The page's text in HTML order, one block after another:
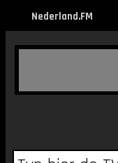
Nederland.FM